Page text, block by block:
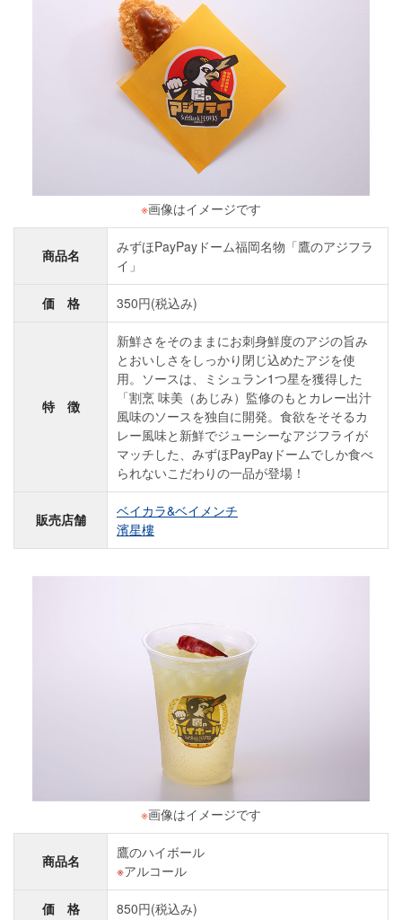
※画像はイメージです
商品名
みずほPayPayドーム福岡名物「鷹のアジフラ
イ」
価 格 350円(税込み)
特 徴
新鮮さをそのままにお刺身鮮度のアジの旨み
とおいしさをしっかり閉じ込めたアジを使
用。ソースは、ミシュラン1つ星を獲得した
「割烹 味美（あじみ）監修のもとカレー出汁
風味のソースを独自に開発。食欲をそそるカ
レー風味と新鮮でジューシーなアジフライが
マッチした、みずほPayPayドームでしか食べ
られないこだわりの一品が登場！
販売店舗
ベイカラ&ベイメンチ
濱星樓
※画像はイメージです
商品名
鷹のハイボール
アルコール
価 格 850円(税込み)